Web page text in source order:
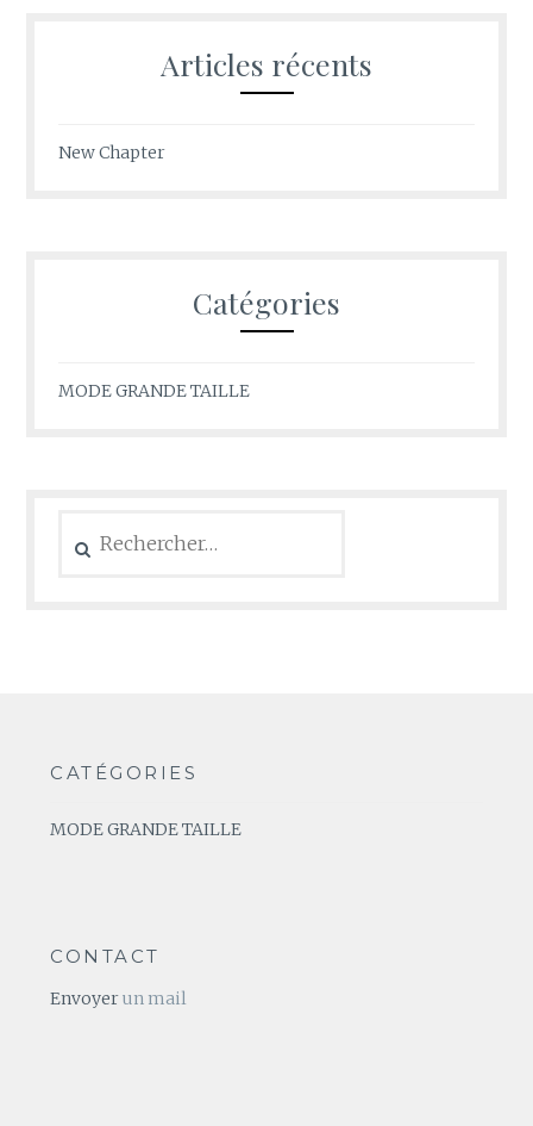
Articles récents
New Chapter
Catégories
MODE GRANDE TAILLE
CATÉGORIES
MODE GRANDE TAILLE
CONTACT
Envoyerun mail